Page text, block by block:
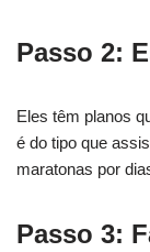
Passo 2:
Eles têm planos
é do tipo que
maratonas por
Passo 3: